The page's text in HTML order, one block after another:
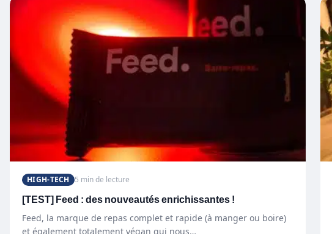
HIGH-TECH 5 min de lecture
[TEST] Feed : des nouveautés enrichissantes !
Feed, la marque de repas complet et rapide (à manger ou boire)
et également totalement végan qui nous…